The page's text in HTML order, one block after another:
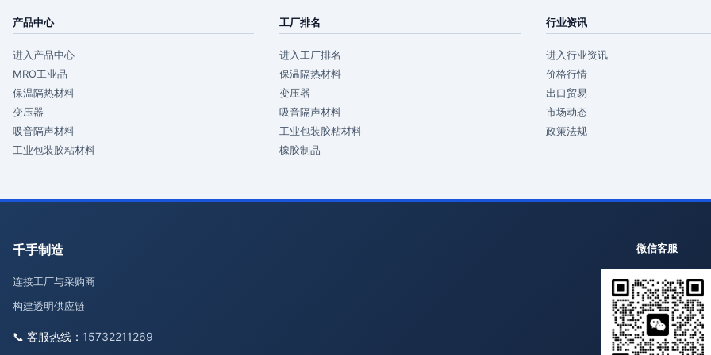
产品中心
进入产品中心
MRO工业品
保温隔热材料
变压器
吸音隔声材料
工业包装胶粘材料
工厂排名
进入工厂排名
保温隔热材料
变压器
吸音隔声材料
工业包装胶粘材料
橡胶制品
行业资讯
进入行业资讯
价格行情
出口贸易
市场动态
政策法规
千手制造
连接工厂与采购商
构建透明供应链
📞 客服热线： 15732211269
微信客服